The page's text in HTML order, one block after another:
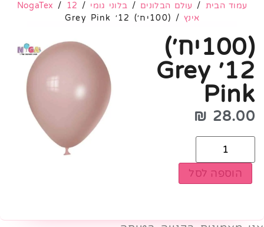
עמוד הבית / עולם הבלונים / בלוני גומי /
NogaTex /
12
אינץ/ (100יח׳) 12׳ Grey Pink
(100יח׳)
12׳ Grey
Pink
28.00
₪
הוספה לסל